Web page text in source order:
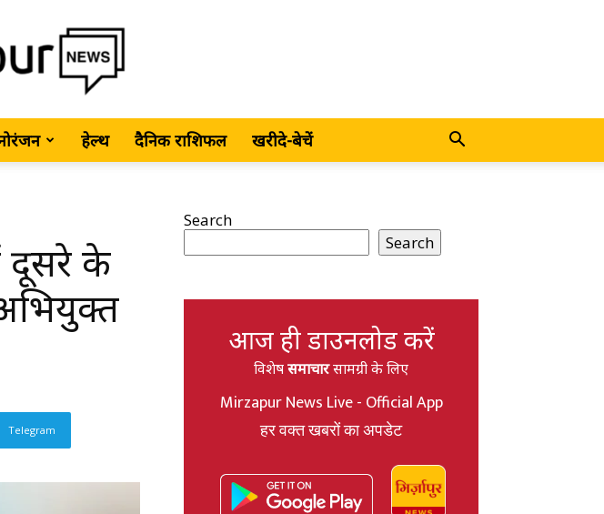
MirzapurNews.com
हेल्थ दैनिक राशिफल खरीदे-बेचें
दूसरे के
Telegram
Search
Search
आज ही डाउनलोड करें
विशेषसमाचारसामग्री के लिए
Mirzapur News Live - Official App
हर वक्त खबरों का अपडेट